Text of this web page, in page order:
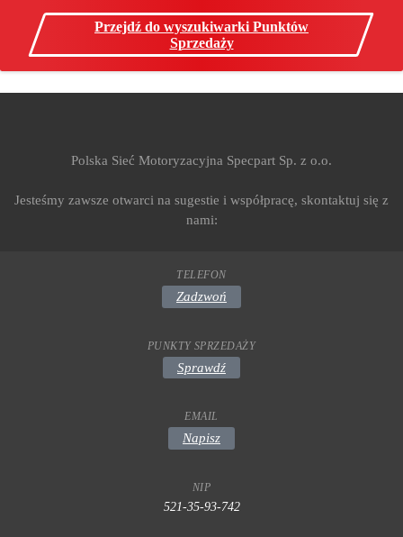
Przejdź do wyszukiwarki Punktów
Sprzedaży
Polska Sieć Motoryzacyjna Specpart Sp. z o.o.
Jesteśmy zawsze otwarci na sugestie i współpracę, skontaktuj się z
nami:
TELEFON
Zadzwoń
PUNKTY SPRZEDAŻY
Sprawdź
EMAIL
Napisz
NIP
521-35-93-742